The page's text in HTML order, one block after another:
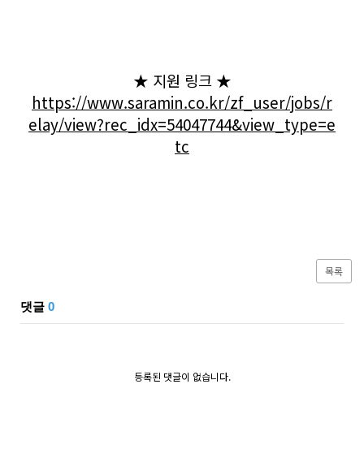
★ 지원 링크 ★
https://www.saramin.co.kr/zf_user/jobs/r
elay/view?rec_idx=54047744&view_type=e
tc
목록
댓글 0
등록된 댓글이 없습니다.